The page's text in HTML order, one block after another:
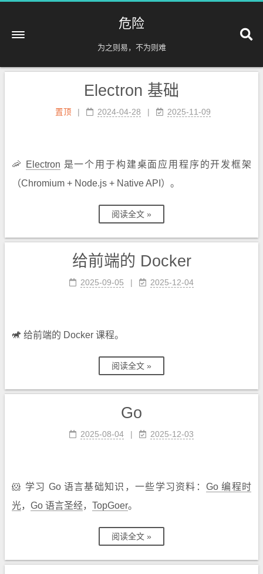
危险
为之则易，不为则难
Electron 基础
置顶 2024-04-28 2025-11-09
🦐 Electron 是一个用于构建桌面应用程序的开发框架
（Chromium + Node.js + Native API）。
阅读全文 »
给前端的 Docker
2025-09-05 2025-12-04
🐎 给前端的 Docker 课程。
阅读全文 »
Go
2025-08-04 2025-12-03
🐹 学习 Go 语言基础知识，一些学习资料：Go 编程时
光， Go 语言圣经， TopGoer。
阅读全文 »